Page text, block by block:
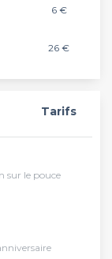
6 €
26 €
Tarifs
sur le pouce